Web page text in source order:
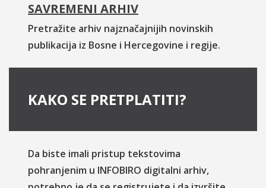
SAVREMENI ARHIV
Pretražite arhiv najznačajnijih novinskih
publikacija iz Bosne i Hercegovine i regije.
KAKO SE PRETPLATITI?
Da biste imali pristup tekstovima
pohranjenim u INFOBIRO digitalni arhiv,